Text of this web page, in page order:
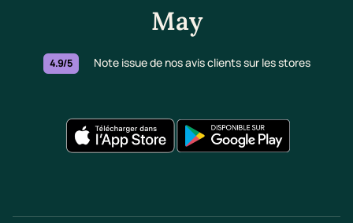
May
4.9/5 Note issue de nos avis clients sur les stores